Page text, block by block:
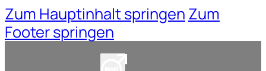
Zum Hauptinhalt springen Zum
Footer springen